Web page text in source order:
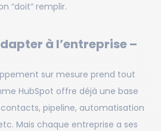
“doit” remplir.
à l’entreprise –
sur mesure prend tout
HubSpot offre déjà une base
pipeline, automatisation
Mais chaque entreprise a ses